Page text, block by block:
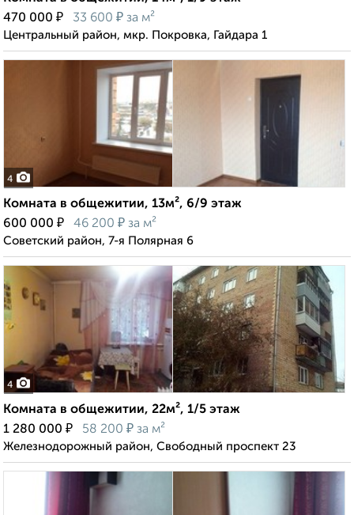
470 000 ₽ 33 600 ₽ за м²
Центральный район, мкр. Покровка, Гайдара 1
4
Комната в общежитии, 13м², 6/9 этаж
600 000 ₽ 46 200 ₽ за м²
Советский район, 7-я Полярная 6
4
Комната в общежитии, 22м², 1/5 этаж
1 280 000 ₽ 58 200 ₽ за м²
Железнодорожный район, Свободный проспект 23